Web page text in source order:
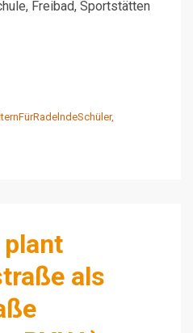
Freibad, Sportstätten
,
als